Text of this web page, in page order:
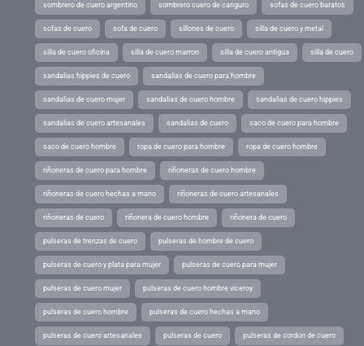
sombrero de cuero argentino sombrero cuero de canguro sofas de cuero baratos
sofas de cuero sofa de cuero sillones de cuero silla de cuero y metal
silla de cuero oficina silla de cuero marron silla de cuero antigua silla de cuero
sandalias hippies de cuero sandalias de cuero para hombre
sandalias de cuero mujer sandalias de cuero hombre sandalias de cuero hippies
sandalias de cuero artesanales sandalias de cuero saco de cuero para hombre
saco de cuero hombre ropa de cuero para hombre ropa de cuero hombre
riñoneras de cuero para hombre riñoneras de cuero hombre
riñoneras de cuero hechas a mano riñoneras de cuero artesanales
riñoneras de cuero riñonera de cuero hombre riñonera de cuero
pulseras de trenzas de cuero pulseras de hombre de cuero
pulseras de cuero y plata para mujer pulseras de cuero para mujer
pulseras de cuero mujer pulseras de cuero hombre viceroy
pulseras de cuero hombre pulseras de cuero hechas a mano
pulseras de cuero artesanales pulseras de cuero pulseras de cordon de cuero